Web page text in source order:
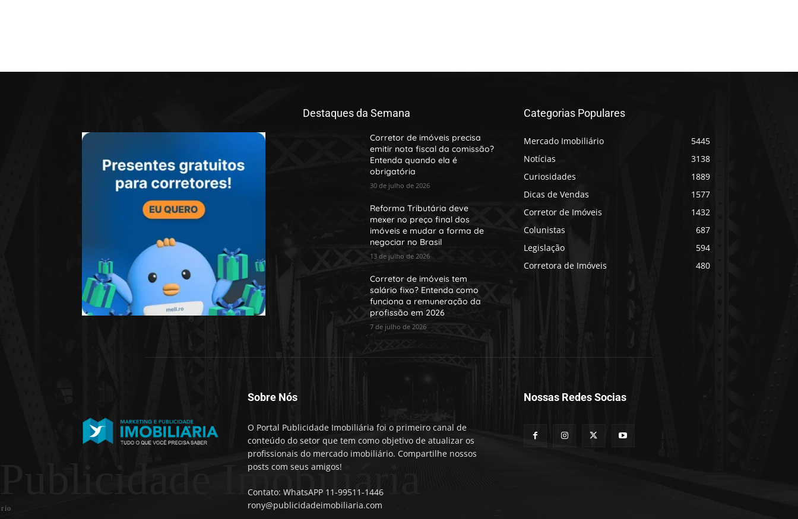
Destaques da Semana
Corretor de imóveis precisa
emitir nota fiscal da comissão?
Entenda quando ela é
obrigatória
30 de julho de 2026
Reforma Tributária deve
mexer no preço final dos
imóveis e mudar a forma de
negociar no Brasil
13 de julho de 2026
Corretor de imóveis tem
salário fixo? Entenda como
funciona a remuneração da
profissão em 2026
7 de julho de 2026
Categorias Populares
Mercado Imobiliário
5445
Notícias
3138
Curiosidades
1889
Dicas de Vendas
1577
Corretor de Imóveis
1432
Colunistas
687
Legislação
594
Corretora de Imóveis
480
Imobiliária
Sobre Nós
O Portal Publicidade Imobiliária foi o primeiro canal de
conteúdo do setor que tem como objetivo de atualizar os
profissionais do mercado imobiliário. Compartilhe nossos
posts com seus amigos!
Contato: WhatsAPP 11-99511-1446
rony@publicidadeimobiliaria.com
Nossas Redes Socias